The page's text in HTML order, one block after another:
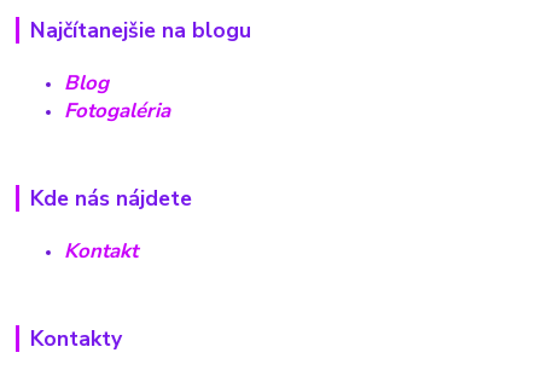
Najčítanejšie na blogu
Blog
Fotogaléria
Kde nás nájdete
Kontakt
Kontakty